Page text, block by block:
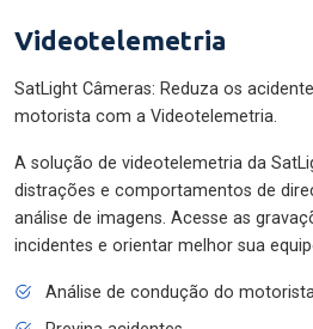
Videotelemetria
SatLight Câmeras: Reduza os
motorista com a Videotelemetria.
A solução de videotelemetria da
distrações e comportamentos de
análise de imagens. Acesse as
incidentes e orientar melhor sua
Análise de condução do